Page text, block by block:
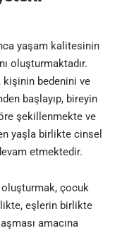
yaşam kalitesinin
oluşturmaktadır.
kişinin bedenini ve
başlayıp, bireyin
şekillenmekte ve
yaşla birlikte cinsel
etmektedir.
çocuk
eşlerin birlikte
amacına